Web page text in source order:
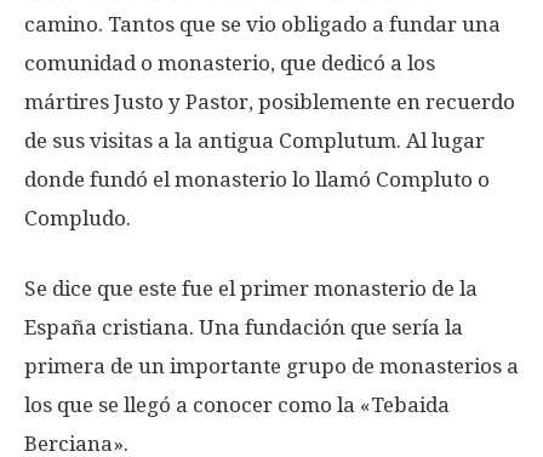
camino. Tantos que se vio obligado a fundar una
comunidad o monasterio, que dedicó a los
mártires Justo y Pastor, posiblemente en recuerdo
de sus visitas a la antigua Complutum. Al lugar
donde fundó el monasterio lo llamó Compluto o
Compludo.
Se dice que este fue el primer monasterio de la
España cristiana. Una fundación que sería la
primera de un importante grupo de monasterios a
los que se llegó a conocer como la «Tebaida
Berciana».